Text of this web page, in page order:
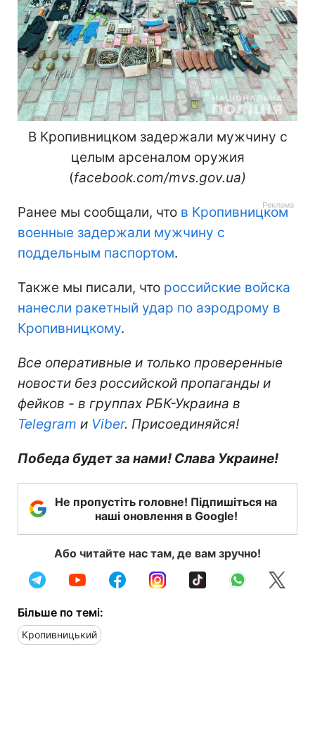
В Кропивницком задержали мужчину с
целым арсеналом оружия
(facebook.com/mvs.gov.ua)
Ранее мы сообщали, что в Кропивницком
военные задержали мужчину с
поддельным паспортом.
Также мы писали, что российские войска
нанесли ракетный удар по аэродрому в
Кропивницкому.
Все оперативные и только проверенные
новости без российской пропаганды и
фейков - в группах РБК-Украина в
Telegram и Viber. Присоединяйся!
Победа будет за нами! Слава Украине!
Не пропустіть головне! Підпишіться на
наші оновлення в Google!
Або читайте нас там, де вам зручно!
Більше по темі:
Кропивницький